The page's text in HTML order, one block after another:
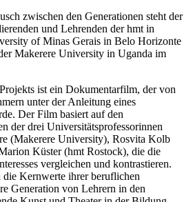
zwischen den Generationen steht der
und Lehrenden der hmt in
of Minas Gerais in Belo Horizonte
Makerere University in Uganda im
ist ein Dokumentarfilm, der von
unter der Anleitung eines
Der Film basiert auf den
der drei Universitätsprofessorinnen
(Makerere University), Rosvita Kolb
Küster (hmt Rostock), die die
vergleichen und kontrastieren.
die Kernwerte ihrer beruflichen
Generation von Lehrern in den